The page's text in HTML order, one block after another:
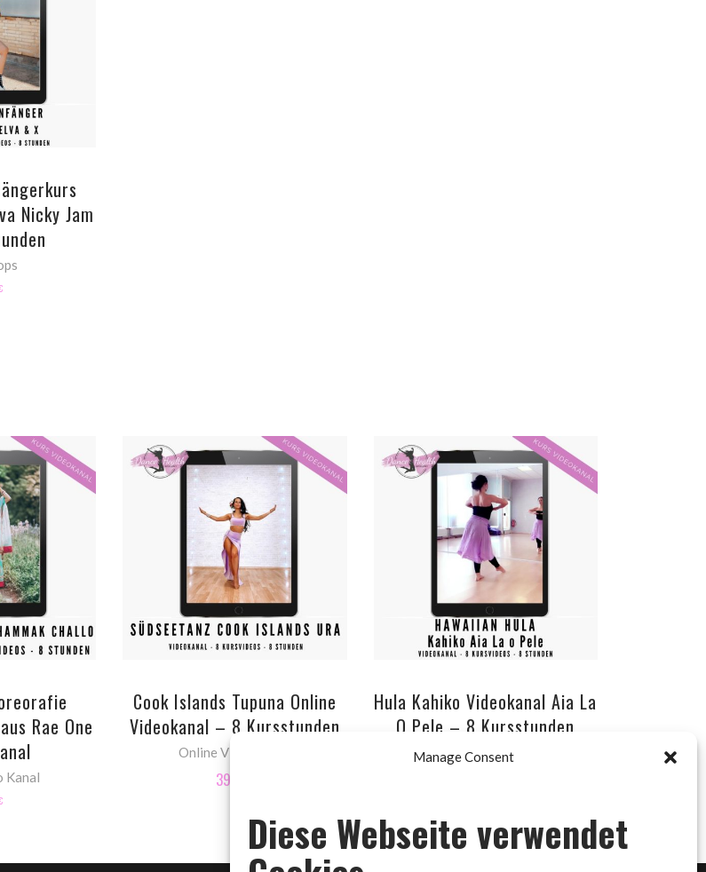
Manage Consent
Diese Webseite verwendet
Nicky Jam
Rae One
Kanal
ADD TO CART
Cook Islands Tupuna Online
Videokanal – 8 Kursstunden
Online Video Kanal
39.00
ADD TO CART
Hula Kahiko Videokanal Aia La
O Pele – 8 Kursstunden
Online Video Kanal